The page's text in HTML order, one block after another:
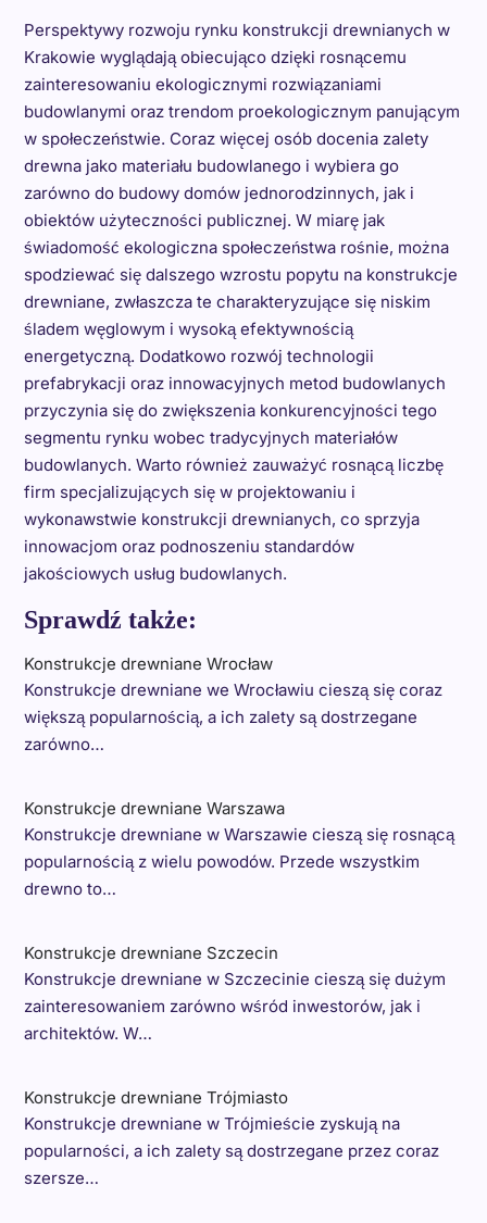
Perspektywy rozwoju rynku konstrukcji drewnianych w
Krakowie wyglądają obiecująco dzięki rosnącemu
zainteresowaniu ekologicznymi rozwiązaniami
budowlanymi oraz trendom proekologicznym panującym
w społeczeństwie. Coraz więcej osób docenia zalety
drewna jako materiału budowlanego i wybiera go
zarówno do budowy domów jednorodzinnych, jak i
obiektów użyteczności publicznej. W miarę jak
świadomość ekologiczna społeczeństwa rośnie, można
spodziewać się dalszego wzrostu popytu na konstrukcje
drewniane, zwłaszcza te charakteryzujące się niskim
śladem węglowym i wysoką efektywnością
energetyczną. Dodatkowo rozwój technologii
prefabrykacji oraz innowacyjnych metod budowlanych
przyczynia się do zwiększenia konkurencyjności tego
segmentu rynku wobec tradycyjnych materiałów
budowlanych. Warto również zauważyć rosnącą liczbę
firm specjalizujących się w projektowaniu i
wykonawstwie konstrukcji drewnianych, co sprzyja
innowacjom oraz podnoszeniu standardów
jakościowych usług budowlanych.
Sprawdź także:
Konstrukcje drewniane Wrocław
Konstrukcje drewniane we Wrocławiu cieszą się coraz
większą popularnością, a ich zalety są dostrzegane
zarówno…
Konstrukcje drewniane Warszawa
Konstrukcje drewniane w Warszawie cieszą się rosnącą
popularnością z wielu powodów. Przede wszystkim
drewno to…
Konstrukcje drewniane Szczecin
Konstrukcje drewniane w Szczecinie cieszą się dużym
zainteresowaniem zarówno wśród inwestorów, jak i
architektów. W…
Konstrukcje drewniane Trójmiasto
Konstrukcje drewniane w Trójmieście zyskują na
popularności, a ich zalety są dostrzegane przez coraz
szersze…